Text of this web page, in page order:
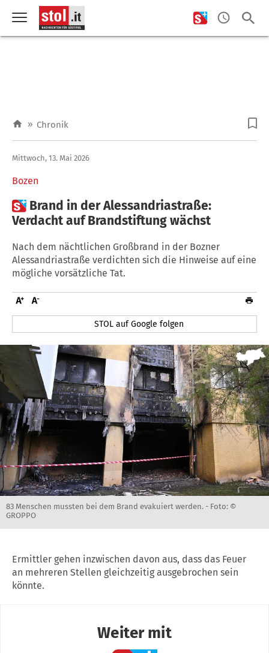
» Chronik
Bozen
Mittwoch, 13. Mai 2026
 Brand in der Alessandriastraße:
Verdacht auf Brandstiftung wächst
Nach dem nächtlichen Großbrand in der Bozner
Alessandriastraße verdichten sich die Hinweise auf eine
mögliche vorsätzliche Tat.
STOL auf Google folgen
83 Menschen mussten bei dem Brand evakuiert werden. - Foto: ©
GROPPO
Ermittler gehen inzwischen davon aus, dass das Feuer
an mehreren Stellen gleichzeitig ausgebrochen sein
könnte.